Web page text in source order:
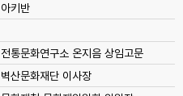
아키반
전통문화연구소 온지음 상임고문
벽산문화재단 이사장